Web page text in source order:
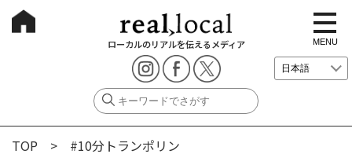
ローカルのリアルを伝えるメディア
t
o
g
g
e
i
MENU
TOP > #10分トランポリン